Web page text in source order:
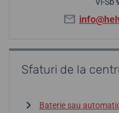
Sfaturi de la
Baterie sau